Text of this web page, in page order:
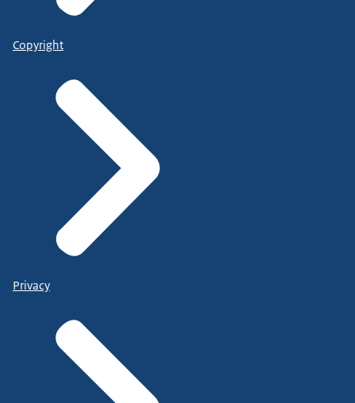
Copyright
Privacy